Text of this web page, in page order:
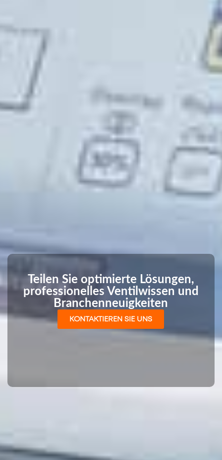
Teilen Sie optimierte Lösungen,
professionelles Ventilwissen und
Branchenneuigkeiten
KONTAKTIEREN SIE UNS